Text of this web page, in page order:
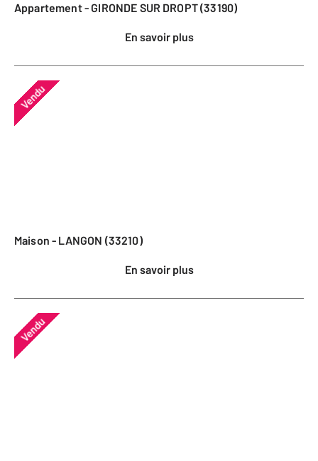
Appartement - GIRONDE SUR DROPT (33190)
En savoir plus
Vendu
Maison - LANGON (33210)
En savoir plus
Vendu